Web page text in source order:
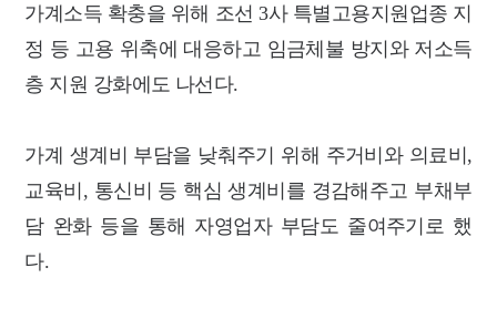
가계소득 확충을 위해 조선 3사 특별고용지원업종 지
정 등 고용 위축에 대응하고 임금체불 방지와 저소득
층 지원 강화에도 나선다.
가계 생계비 부담을 낮춰주기 위해 주거비와 의료비,
교육비, 통신비 등 핵심 생계비를 경감해주고 부채부
담 완화 등을 통해 자영업자 부담도 줄여주기로 했
다.